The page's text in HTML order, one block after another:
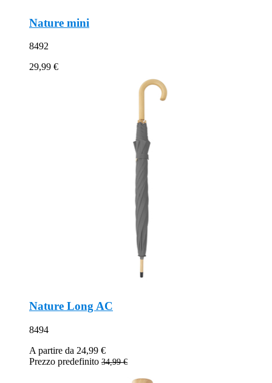
Nature mini
8492
29,99 €
Nature Long AC
8494
A partire da 24,99 €
Prezzo predefinito 34,99 €